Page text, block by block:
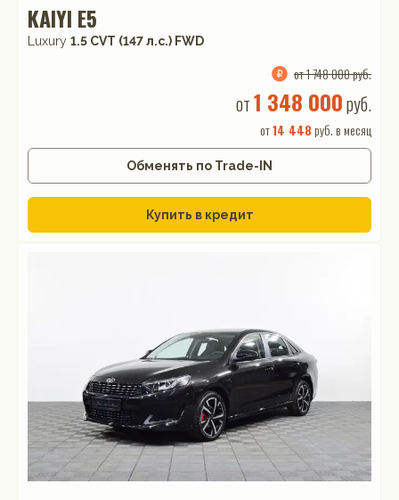
KAIYI E5
Luxury 1.5 CVT (147 л.с.) FWD
от 1 748 000 руб.
от1 348 000руб.
от14 448 руб. в месяц
Обменять по Trade-IN
Купить в кредит